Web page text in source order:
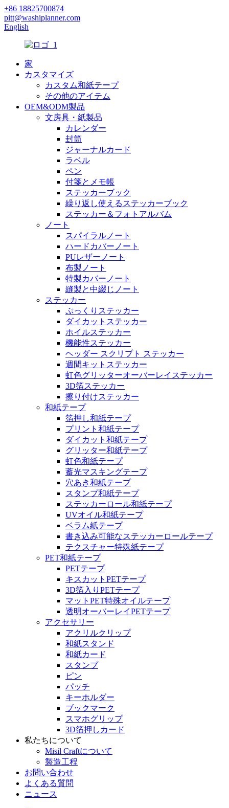
+86 18825700874
pitt@washiplanner.com
English
家
カスタマイズ
カスタム和紙テープ
その他のアイテム
OEM&ODM製品
文房具・紙製品
カレンダー
封筒
ジャーナルカード
ラベル
ペン
付箋とメモ帳
ステッカーブック
繰り返し使えるステッカーブック
ステッカー＆フォトアルバム
ノート
スパイラルノート
ハードカバーノート
PUレザーノート
布製ノート
特製カバーノート
縫製と中綴じノート
ステッカー
ぷっくりステッカー
ダイカットステッカー
ホイルステッカー
機能性ステッカー
ヘッダー スクリプト ステッカー
週間キットステッカー
虹色グリッターオーバーレイステッカー
3D箔ステッカー
擦り付けステッカー
和紙テープ
箔押し和紙テープ
プリント和紙テープ
ダイカット和紙テープ
グリッター和紙テープ
虹色和紙テープ
蓄光マスキングテープ
穴あき和紙テープ
スタンプ和紙テープ
ステッカーロール和紙テープ
UVオイル和紙テープ
ベラム紙テープ
書き込み可能なステッカーロールテープ
テクスチャー特殊紙テープ
PET和紙テープ
PETテープ
キスカットPETテープ
3D箔入りPETテープ
マットPET特殊オイルテープ
透明オーバーレイPETテープ
アクセサリー
アクリルクリップ
和紙スタンド
和紙カード
スタンプ
ピン
パッチ
キーホルダー
ブックマーク
スマホグリップ
3D箔押しカード
私たちについて
Misil Craftについて
製造工程
お問い合わせ
よくある質問
ニュース